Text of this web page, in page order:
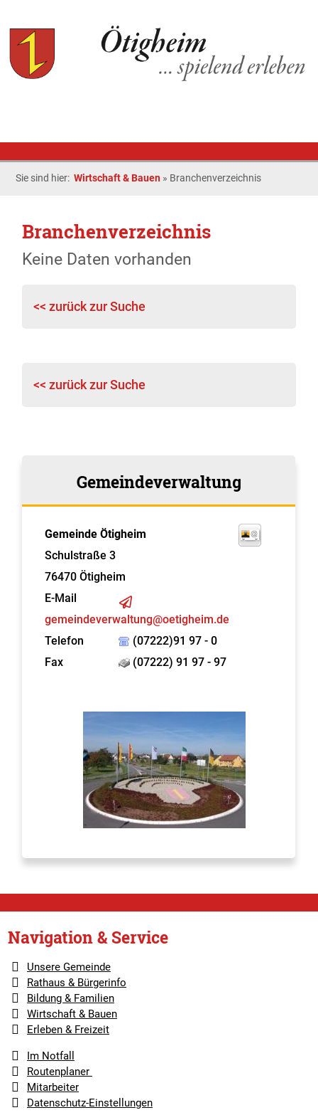
Sie sind hier:Wirtschaft & Bauen » Branchenverzeichnis
Branchenverzeichnis
Keine Daten vorhanden
<< zurück zur Suche
<< zurück zur Suche
Gemeindeverwaltung
Gemeinde Ötigheim
Schulstraße 3
76470 Ötigheim
E-Mail
gemeindeverwaltung@oetigheim.de
Telefon
(07222)91 97 - 0
Fax
(07222) 91 97 - 97
Navigation & Service
Unsere Gemeinde
Rathaus & Bürgerinfo
Bildung & Familien
Wirtschaft & Bauen
Erleben & Freizeit
Im Notfall
Routenplaner
Mitarbeiter
Datenschutz-Einstellungen